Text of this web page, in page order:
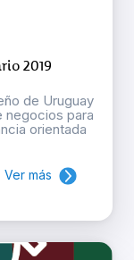
2019
de Uruguay
negocios para
orientada
Ver más